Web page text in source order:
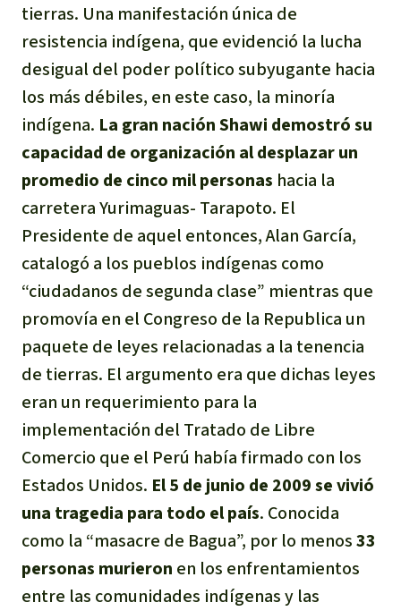
tierras. Una manifestación única de
resistencia indígena, que evidenció la lucha
desigual del poder político subyugante hacia
los más débiles, en este caso, la minoría
indígena. La gran nación Shawi demostró su
capacidad de organización al desplazar un
promedio de cinco mil personas hacia la
carretera Yurimaguas- Tarapoto. El
Presidente de aquel entonces, Alan García,
catalogó a los pueblos indígenas como
“ciudadanos de segunda clase” mientras que
promovía en el Congreso de la Republica un
paquete de leyes relacionadas a la tenencia
de tierras. El argumento era que dichas leyes
eran un requerimiento para la
implementación del Tratado de Libre
Comercio que el Perú había firmado con los
Estados Unidos. El 5 de junio de 2009 se vivió
una tragedia para todo el país. Conocida
como la “masacre de Bagua”, por lo menos33
personas murieron en los enfrentamientos
entre las comunidades indígenas y las